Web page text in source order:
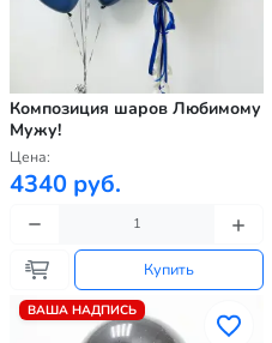
Композиция шаров Любимому
Мужу!
Цена:
4340 руб.
Купить
ВАША НАДПИСЬ